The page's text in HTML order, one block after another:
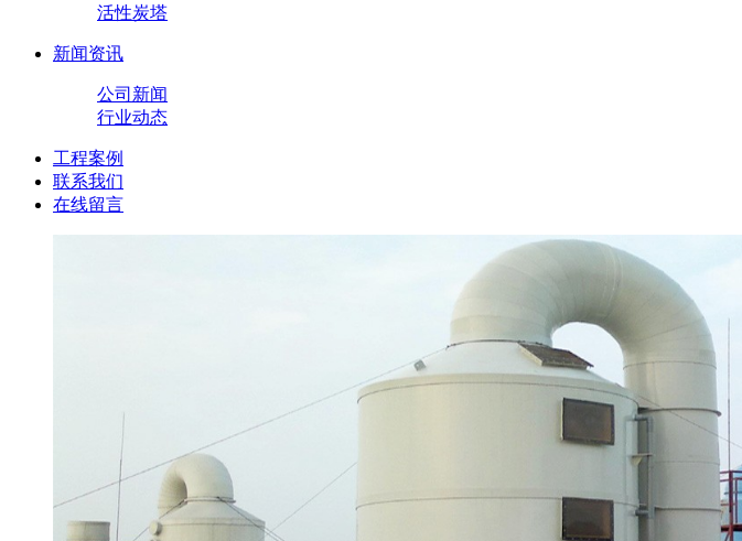
活性炭塔
新闻资讯
公司新闻
行业动态
工程案例
联系我们
在线留言